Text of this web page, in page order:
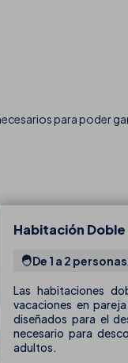
para poder
Habitación Doble
De 1 a 2 personas
Las habitaciones
vacaciones en
diseñados para el
necesario para
adultos.